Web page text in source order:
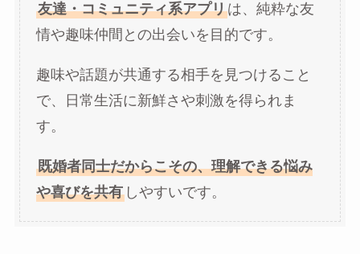
友達・コミュニティ系アプリは、純粋な友
情や趣味仲間との出会いを目的です。
趣味や話題が共通する相手を見つけること
で、日常生活に新鮮さや刺激を得られま
す。
既婚者同士だからこその、理解できる悩み
や喜びを共有しやすいです。